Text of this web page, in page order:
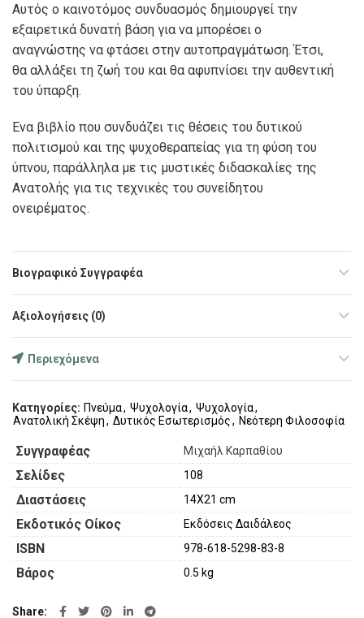
Αυτός ο καινοτόμος συνδυασμός δημιουργεί την
εξαιρετικά δυνατή βάση για να μπορέσει ο
αναγνώστης να φτάσει στην αυτοπραγμάτωση. Έτσι,
θα αλλάξει τη ζωή του και θα αφυπνίσει την αυθεντική
του ύπαρξη.
Ένα βιβλίο που συνδυάζει τις θέσεις του δυτικού
πολιτισμού και της ψυχοθεραπείας για τη φύση του
ύπνου, παράλληλα με τις μυστικές διδασκαλίες της
Ανατολής για τις τεχνικές του συνείδητου
ονειρέματος.
Βιογραφικό Συγγραφέα
Αξιολογήσεις (0)
Περιεχόμενα
Κατηγορίες: Πνεύμα, Ψυχολογία, Ψυχολογία,
Ανατολική Σκέψη, Δυτικός Εσωτερισμός, Νεότερη Φιλοσοφία
Συγγραφέας Μιχαήλ Καρπαθίου
Σελίδες 108
Διαστάσεις 14X21 cm
Εκδοτικός Οίκος Εκδόσεις Δαιδάλεος
ISBN 978-618-5298-83-8
Βάρος 0.5 kg
Share